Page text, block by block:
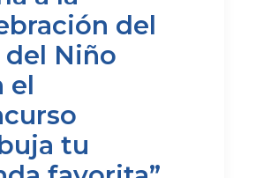
del
del Niño
el
tu